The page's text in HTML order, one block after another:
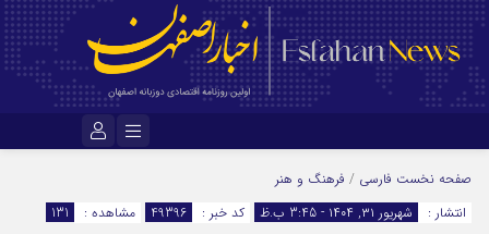
صفحه نخست فارسی / فرهنگ و هنر
انتشار :
شهریور ۳۱, ۱۴۰۴ - 3:45 ب.ظ کد خبر : 49396 مشاهده :
131